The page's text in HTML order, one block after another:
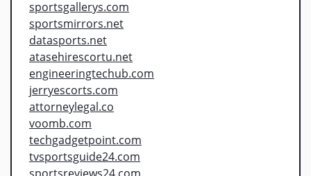
sportsgallerys.com
sportsmirrors.net
datasports.net
atasehirescortu.net
engineeringtechub.com
jerryescorts.com
attorneylegal.co
voomb.com
techgadgetpoint.com
tvsportsguide24.com